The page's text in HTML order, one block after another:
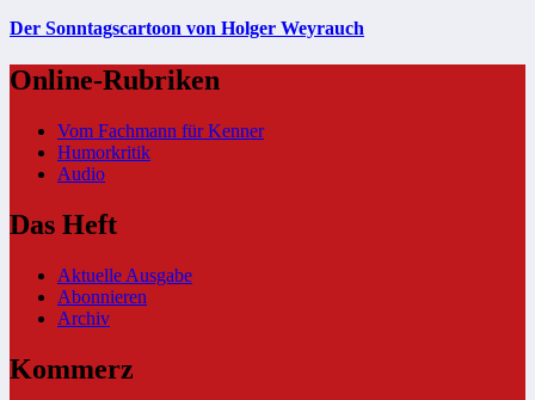
Der Sonntagscartoon von Holger Weyrauch
Online-Rubriken
Vom Fachmann für Kenner
Humorkritik
Audio
Das Heft
Aktuelle Ausgabe
Abonnieren
Archiv
Kommerz